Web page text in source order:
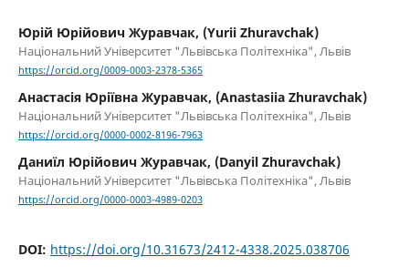
Юрій Юрійович Журавчак, (Yurii Zhuravchak)
Національний Університет "Львівська Політехніка", Львів
https://orcid.org/0009-0003-2378-5365
Анастасія Юріївна Журавчак, (Anastasiia Zhuravchak)
Національний Університет "Львівська Політехніка", Львів
https://orcid.org/0000-0002-8196-7963
Даниїл Юрійович Журавчак, (Danyil Zhuravchak)
Національний Університет "Львівська Політехніка", Львів
https://orcid.org/0000-0003-4989-0203
DOI: https://doi.org/10.31673/2412-4338.2025.038706